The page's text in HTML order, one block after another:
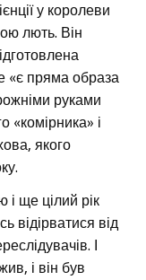
у королеви
лють. Він
«є пряма образа
руками
«комірника» і
якого
ще цілий рік
відірватися від
І
і він був